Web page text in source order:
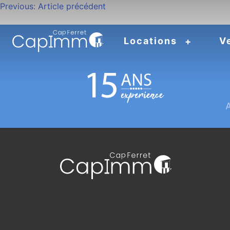
Locations
Navigation
de
l’article
Previous: Article précédent